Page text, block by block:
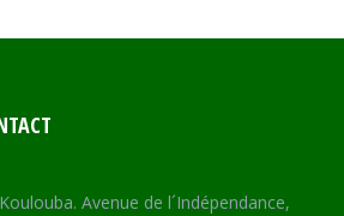
Avenue de l´Indépendance,